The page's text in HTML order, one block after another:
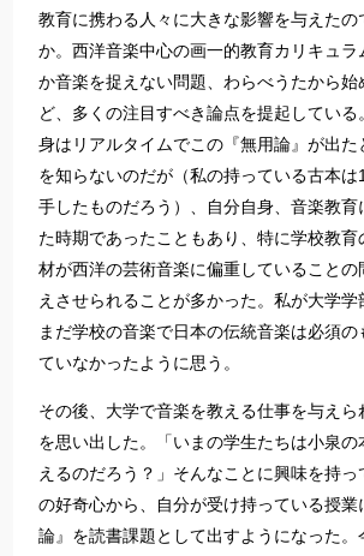
教育に携わる人々に大きな影響を与えたの
か。西洋音楽中心の画一的教育カリキュラ
か音楽を捉えない問題、わらべうたから始
ど、多くの注目すべき論点を提起している
身はリアルタイムでこの『無用論』が出た
を知らないのだが（私の持っている古本は
手したものだろう）、自分自身、音楽教育
た時期であったこともあり、特に学校教育
材が西洋の芸術音楽に偏重していることの
えさせられることが多かった。私が大学学
まだ学校の音楽で日本の伝統音楽は必須
ていなかったように思う。
その後、大学で音楽を教える仕事を与えら
を思い出した。「いまの学生たちは小泉の
えるのだろう？」そんなことに興味を持
の好奇心から、自分が受け持っている授業
論』を読書課題として出すようになった。